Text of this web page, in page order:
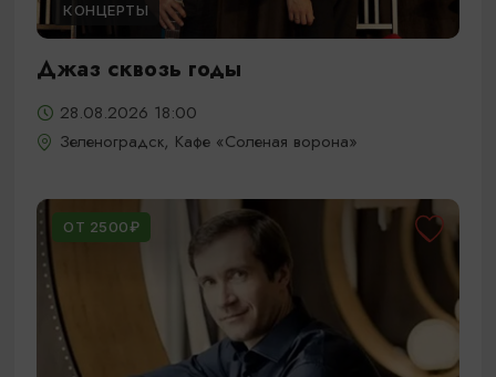
КОНЦЕРТЫ
Джаз сквозь годы
28.08.2026 18:00
Зеленоградск, Кафе «Соленая ворона»
ОТ 2500₽